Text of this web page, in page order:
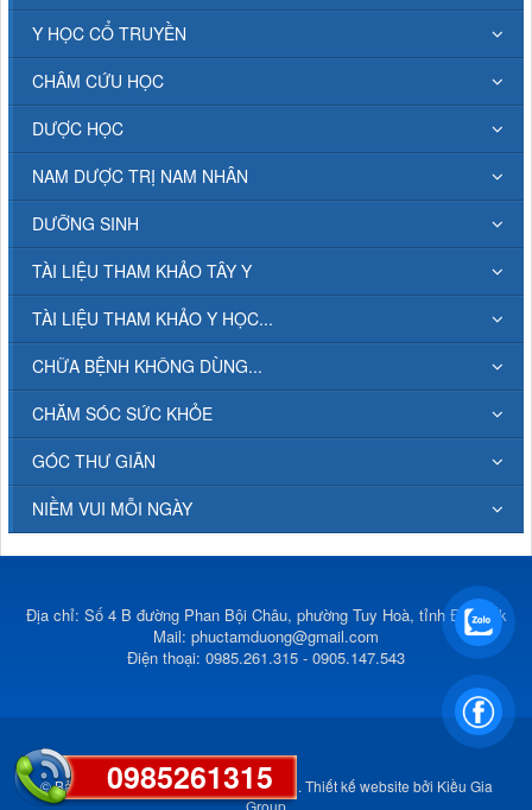
0985261315
Y HỌC CỔ TRUYỀN
CHÂM CỨU HỌC
DƯỢC HỌC
NAM DƯỢC TRỊ NAM NHÂN
DƯỠNG SINH
TÀI LIỆU THAM KHẢO TÂY Y
TÀI LIỆU THAM KHẢO Y HỌC...
CHỮA BỆNH KHÔNG DÙNG...
CHĂM SÓC SỨC KHỎE
GÓC THƯ GIÃN
NIỀM VUI MỖI NGÀY
Địa chỉ: Số 4 B đường Phan Bội Châu, phường Tuy Hoà, tỉnh Đắk Lắk
Mail: phuctamduong@gmail.com
Điện thoại: 0985.261.315 - 0905.147.543
© Bản quyền thuộc vềPhúc Tâm Đường . Thiết kế website bởi Kiều Gia
Group